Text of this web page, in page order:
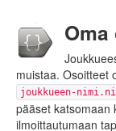
muistaa. Osoitteet
joukkueen-
pääset katsomaan
ilmoittautumaan